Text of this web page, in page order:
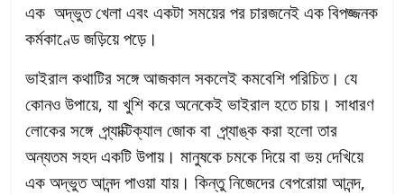
এক অদ্ভুত খেলা এবং একটা সময়ের পর চারজনেই এক বিপজ্জনক
কর্মকাণ্ডে জড়িয়ে পড়ে।
ভাইরাল কথাটির সঙ্গে আজকাল সকলেই কমবেশি পরিচিত। যে
কোনও উপায়ে, যা খুশি করে অনেকেই ভাইরাল হতে চায়। সাধারণ
লোকের সঙ্গে প্র্যাক্টিক্যাল জোক বা প্র্যাঙ্ক করা হলো তার
অন্যতম সহদ একটি উপায়। মানুষকে চমকে দিয়ে বা ভয় দেখিয়ে
এক অদ্ভুত আনন্দ পাওয়া যায়। কিন্তু নিজেদের বেপরোয়া আনন্দ,